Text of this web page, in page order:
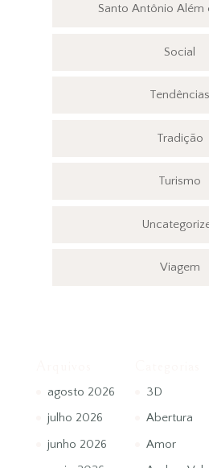
Santo Antônio Além
Social
Tendências
Tradição
Turismo
Viagem
agosto 2026
julho 2026
junho 2026
3D
Abertura
Amor